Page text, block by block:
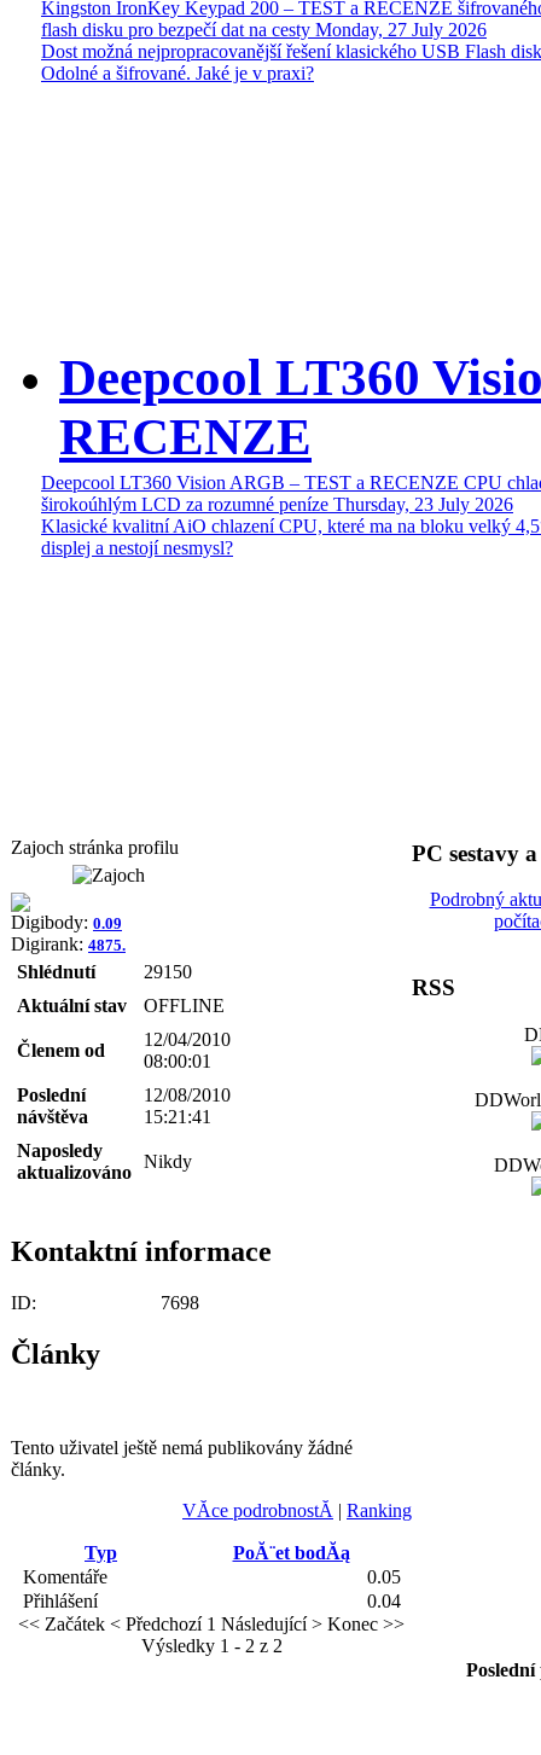
Kingston IronKey Keypad 200 – TEST a RECENZE
flash disku pro bezpečí dat na cesty Monday, 27 July 2026
Dost možná nejpropracovanější řešení klasického USB Flash
Odolné a šifrované. Jaké je v praxi?
Deepcool LT360
RECENZE
Deepcool LT360 Vision ARGB – TEST a RECENZE CPU
širokoúhlým LCD za rozumné peníze Thursday, 23 July 2026
Klasické kvalitní AiO chlazení CPU, které ma na bloku velký
displej a nestojí nesmysl?
Zajoch stránka profilu
Digibody: 0.09
Digirank: 4875.
Shlédnutí
29150
Aktuální stav
OFFLINE
Členem od
12/04/2010
08:00:01
Poslední
návštěva
12/08/2010
15:21:41
Naposledy
aktualizováno
Nikdy
Kontaktní informace
ID: 7698
Články
Tento uživatel ještě nemá publikovány žádné
články.
VĂ­ce podrobnostĂ­ | Ranking
Typ
PoĂ¨et bodĂą
Komentáře
0.05
Přihlášení
0.04
<< Začátek < Předchozí 1 Následující > Konec >>
Výsledky 1 - 2 z 2
PC sestavy
Podrobný
RSS